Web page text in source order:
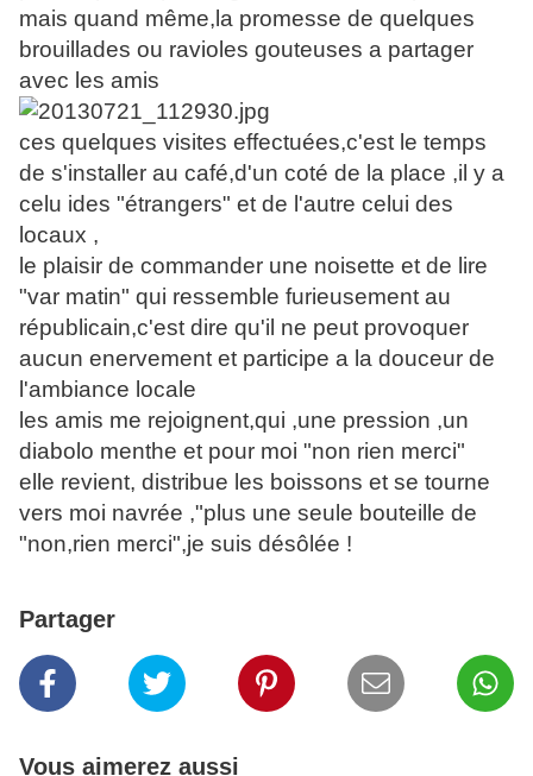
mais quand même,la promesse de quelques
brouillades ou ravioles gouteuses a partager
avec les amis
ces quelques visites effectuées,c'est le temps
de s'installer au café,d'un coté de la place ,il y a
celu ides "étrangers" et de l'autre celui des
locaux ,
le plaisir de commander une noisette et de lire
"var matin" qui ressemble furieusement au
républicain,c'est dire qu'il ne peut provoquer
aucun enervement et participe a la douceur de
l'ambiance locale
les amis me rejoignent,qui ,une pression ,un
diabolo menthe et pour moi "non rien merci"
elle revient, distribue les boissons et se tourne
vers moi navrée ,"plus une seule bouteille de
"non,rien merci",je suis désôlée !
Partager
Vous aimerez aussi